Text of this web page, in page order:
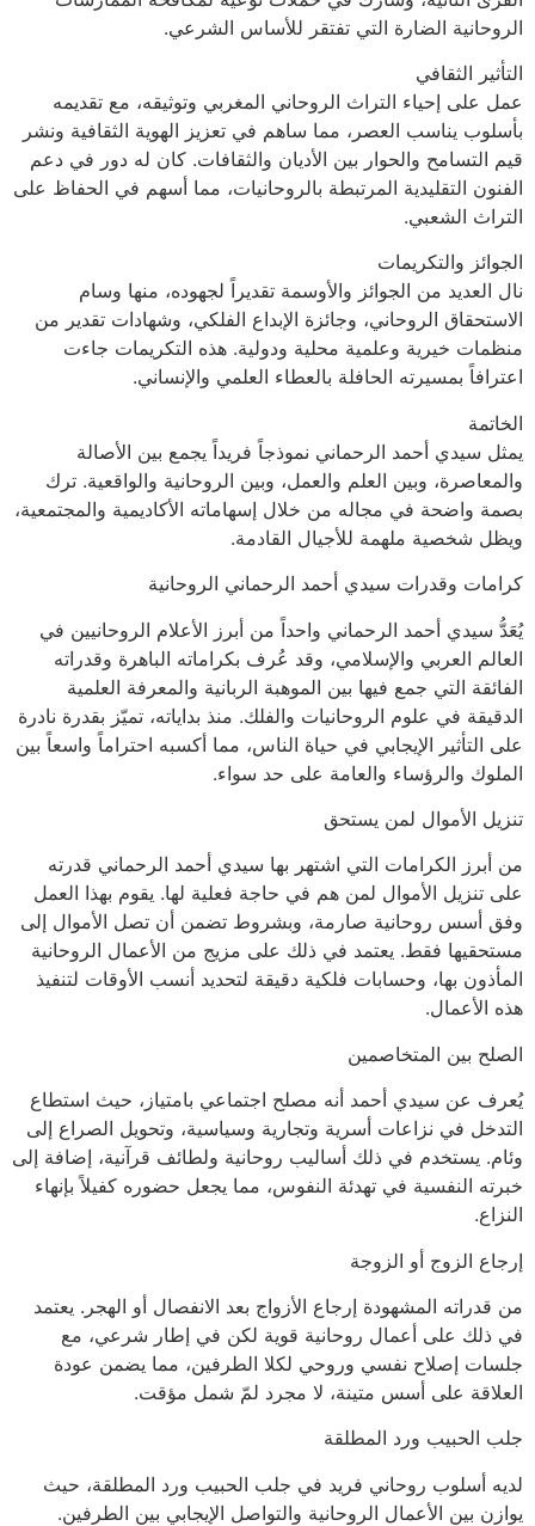
الروحانية الضارة التي تفتقر للأساس الشرعي.
التأثير الثقافي
عمل على إحياء التراث الروحاني المغربي وتوثيقه، مع تقديمه
بأسلوب يناسب العصر، مما ساهم في تعزيز الهوية الثقافية ونشر
قيم التسامح والحوار بين الأديان والثقافات. كان له دور في دعم
الفنون التقليدية المرتبطة بالروحانيات، مما أسهم في الحفاظ على
التراث الشعبي.
الجوائز والتكريمات
نال العديد من الجوائز والأوسمة تقديراً لجهوده، منها وسام
الاستحقاق الروحاني، وجائزة الإبداع الفلكي، وشهادات تقدير من
منظمات خيرية وعلمية محلية ودولية. هذه التكريمات جاءت
اعترافاً بمسيرته الحافلة بالعطاء العلمي والإنساني.
الخاتمة
يمثل سيدي أحمد الرحماني نموذجاً فريداً يجمع بين الأصالة
والمعاصرة، وبين العلم والعمل، وبين الروحانية والواقعية. ترك
بصمة واضحة في مجاله من خلال إسهاماته الأكاديمية والمجتمعية،
ويظل شخصية ملهمة للأجيال القادمة.
كرامات وقدرات سيدي أحمد الرحماني الروحانية
يُعَدُّ سيدي أحمد الرحماني واحداً من أبرز الأعلام الروحانيين في
العالم العربي والإسلامي، وقد عُرف بكراماته الباهرة وقدراته
الفائقة التي جمع فيها بين الموهبة الربانية والمعرفة العلمية
الدقيقة في علوم الروحانيات والفلك. منذ بداياته، تميّز بقدرة نادرة
على التأثير الإيجابي في حياة الناس، مما أكسبه احتراماً واسعاً بين
الملوك والرؤساء والعامة على حد سواء.
تنزيل الأموال لمن يستحق
من أبرز الكرامات التي اشتهر بها سيدي أحمد الرحماني قدرته
على تنزيل الأموال لمن هم في حاجة فعلية لها. يقوم بهذا العمل
وفق أسس روحانية صارمة، وبشروط تضمن أن تصل الأموال إلى
مستحقيها فقط. يعتمد في ذلك على مزيج من الأعمال الروحانية
المأذون بها، وحسابات فلكية دقيقة لتحديد أنسب الأوقات لتنفيذ
هذه الأعمال.
الصلح بين المتخاصمين
يُعرف عن سيدي أحمد أنه مصلح اجتماعي بامتياز، حيث استطاع
التدخل في نزاعات أسرية وتجارية وسياسية، وتحويل الصراع إلى
وئام. يستخدم في ذلك أساليب روحانية ولطائف قرآنية، إضافة إلى
خبرته النفسية في تهدئة النفوس، مما يجعل حضوره كفيلاً بإنهاء
النزاع.
إرجاع الزوج أو الزوجة
من قدراته المشهودة إرجاع الأزواج بعد الانفصال أو الهجر. يعتمد
في ذلك على أعمال روحانية قوية لكن في إطار شرعي، مع
جلسات إصلاح نفسي وروحي لكلا الطرفين، مما يضمن عودة
العلاقة على أسس متينة، لا مجرد لمّ شمل مؤقت.
جلب الحبيب ورد المطلقة
لديه أسلوب روحاني فريد في جلب الحبيب ورد المطلقة، حيث
يوازن بين الأعمال الروحانية والتواصل الإيجابي بين الطرفين.